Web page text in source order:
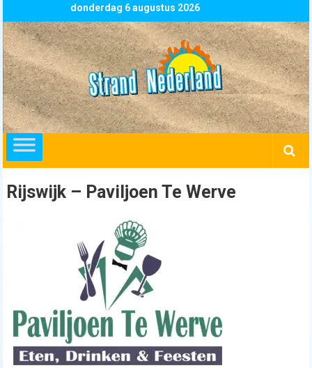
to
content
donderdag 6 augustus 2026
Strand
Nederland
overzicht
alle
strandpaviljoens
strandtenten
en
Rijswijk – Paviljoen Te Werve